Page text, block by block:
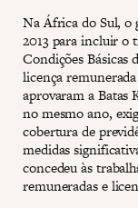
Na África do Sul, o
2013 para incluir o
Condições Básicas
licença
aprovaram a Batas
no mesmo ano,
cobertura de
medidas
concedeu às
remuneradas e